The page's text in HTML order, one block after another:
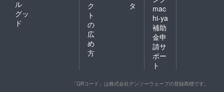
ル
グッ
ド
ク
ト
の
広
め
方
タ
mac
hi-ya
補助
金申
請サ
ポー
ト
「QRコード」は株式会社デンソーウェーブの登録商標です。